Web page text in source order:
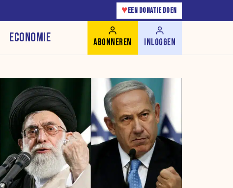
♥ EEN DONATIE DOEN
ECONOMIE ABONNEREN INLOGGEN